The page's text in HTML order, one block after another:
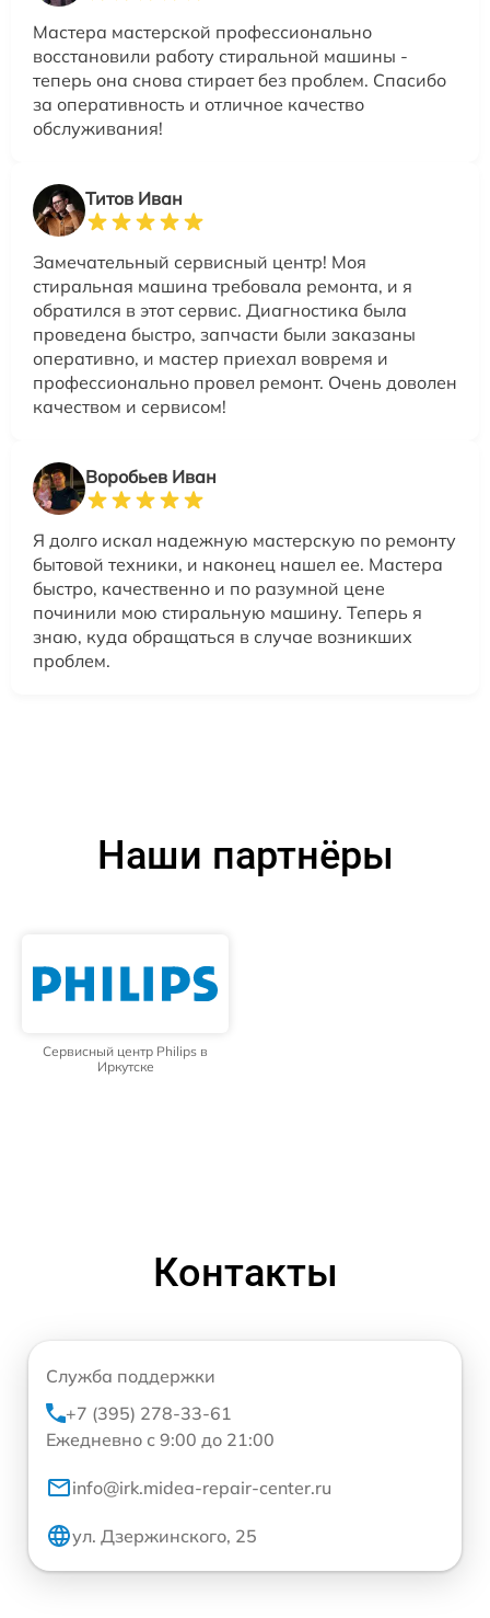
Мастера мастерской профессионально
восстановили работу стиральной машины -
теперь она снова стирает без проблем. Спасибо
за оперативность и отличное качество
обслуживания!
Титов Иван
Замечательный сервисный центр! Моя
стиральная машина требовала ремонта, и я
обратился в этот сервис. Диагностика была
проведена быстро, запчасти были заказаны
оперативно, и мастер приехал вовремя и
профессионально провел ремонт. Очень доволен
качеством и сервисом!
Воробьев Иван
Я долго искал надежную мастерскую по ремонту
бытовой техники, и наконец нашел ее. Мастера
быстро, качественно и по разумной цене
починили мою стиральную машину. Теперь я
знаю, куда обращаться в случае возникших
проблем.
Наши партнёры
Сервисный центр Philips в
Иркутске
Контакты
Служба поддержки
+7 (395) 278-33-61
Ежедневно с 9:00 до 21:00
info@irk.midea-repair-center.ru
ул. Дзержинского, 25